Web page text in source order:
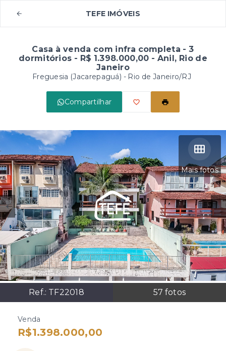
TEFE IMÓVEIS
Casa à venda com infra completa - 3
dormitórios - R$ 1.398.000,00 - Anil, Rio de
Janeiro
Freguesia (Jacarepaguá) - Rio de Janeiro/RJ
Compartilhar
Mais fotos
Ref.: TF22018 57 fotos
Venda
R$1.398.000,00